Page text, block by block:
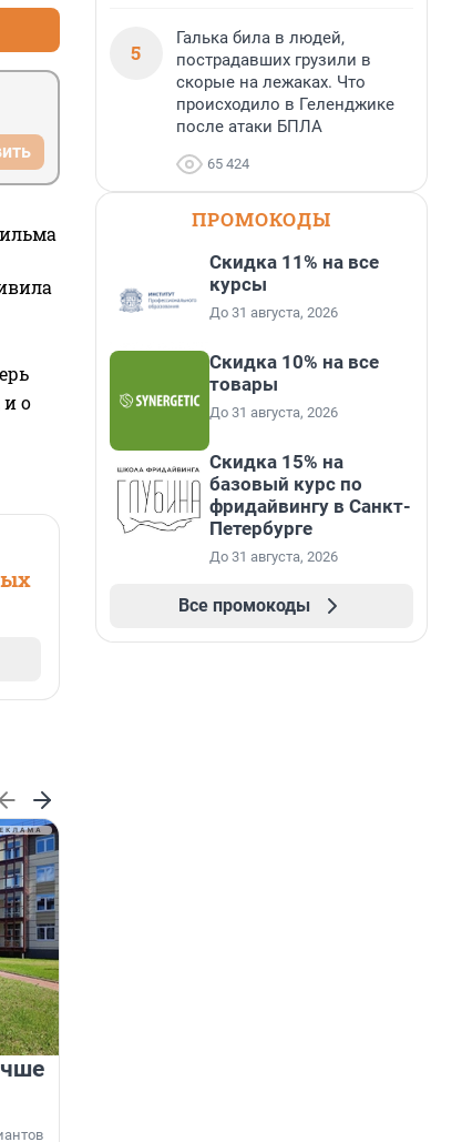
и о
5
Галька била в людей,
пострадавших грузили в
скорые на лежаках. Что
происходило в Геленджике
после атаки БПЛА
65 424
ПРОМОКОДЫ
Скидка 11% на все
курсы
До 31 августа, 2026
Скидка 10% на все
товары
До 31 августа, 2026
Скидка 15% на
базовый курс по
фридайвингу в Санкт-
Петербурге
До 31 августа, 2026
Все промокоды